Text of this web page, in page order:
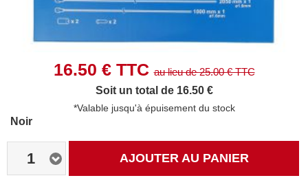
16.50 € TTCau lieu de25.00€ TTC
Soit un total de 16.50 €
*Valable jusqu'à épuisement du stock
Noir
1 AJOUTER AU PANIER